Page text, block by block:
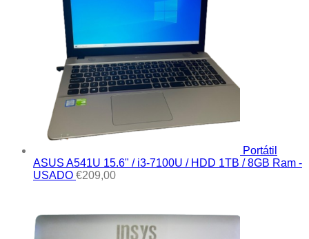
Portátil
ASUS A541U 15.6" / i3-7100U / HDD 1TB / 8GB Ram -
USADO €209,00